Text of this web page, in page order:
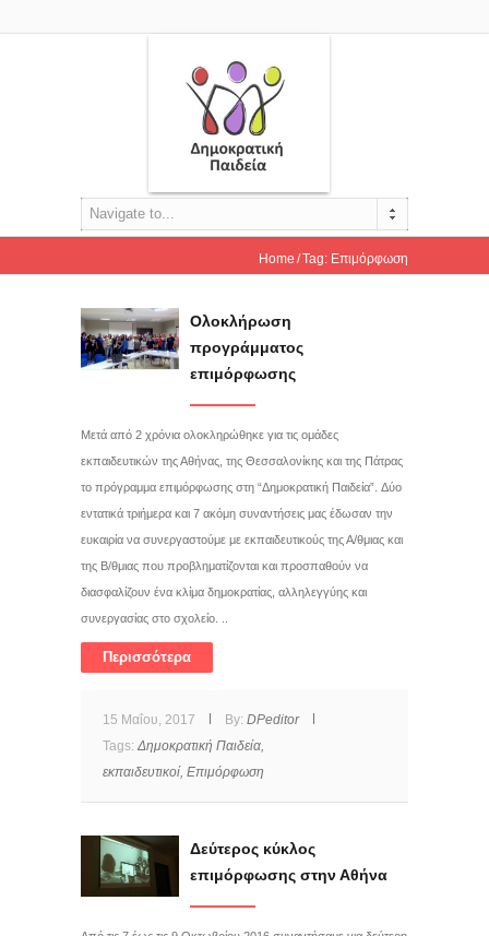
Navigate to...
Home Tag: Επιμόρφωση
Ολοκλήρωση
προγράμματος
επιμόρφωσης
Μετά από 2 χρόνια ολοκληρώθηκε για τις ομάδες
εκπαιδευτικών της Αθήνας, της Θεσσαλονίκης και της Πάτρας
το πρόγραμμα επιμόρφωσης στη “Δημοκρατική Παιδεία”. Δύο
εντατικά τριήμερα και 7 ακόμη συναντήσεις μας έδωσαν την
ευκαιρία να συνεργαστούμε με εκπαιδευτικούς της Α/θμιας και
της Β/θμιας που προβληματίζονται και προσπαθούν να
διασφαλίζουν ένα κλίμα δημοκρατίας, αλληλεγγύης και
συνεργασίας στο σχολείο. ..
Περισσότερα
15 Μαΐου, 2017 By: DPeditor
Tags: Δημοκρατική Παιδεία,
εκπαιδευτικοί, Επιμόρφωση
Δεύτερος κύκλος
επιμόρφωσης στην Αθήνα